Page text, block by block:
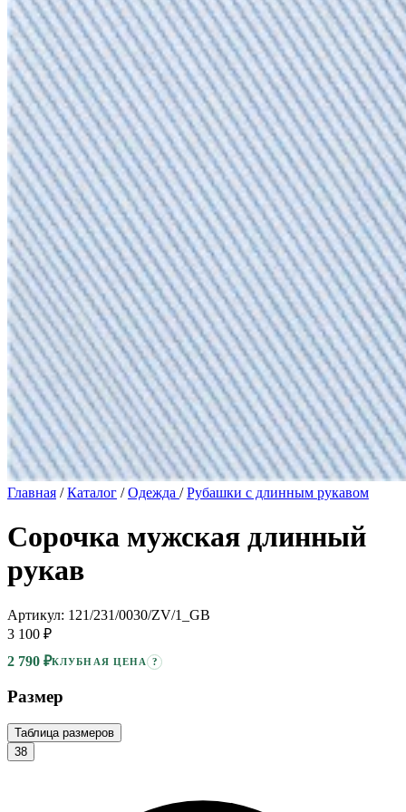
Главная / Каталог / Одежда / Рубашки с длинным рукавом
Сорочка мужская длинный
рукав
Артикул: 121/231/0030/ZV/1_GB
3 100 ₽
2 790 ₽КЛУБНАЯ ЦЕНА ?
Размер
Таблица размеров
38